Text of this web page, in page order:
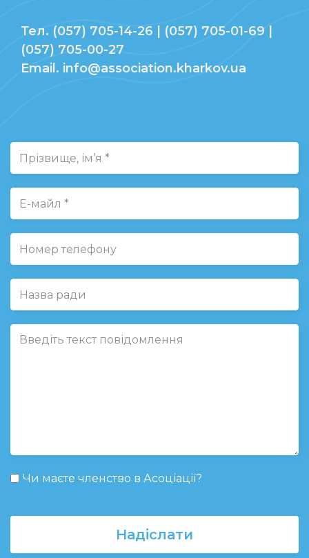
Тел. (057) 705-14-26 | (057) 705-01-69 |
(057) 705-00-27
Email. info@association.kharkov.ua
Чи маєте членство в Асоціації?
Надіслати